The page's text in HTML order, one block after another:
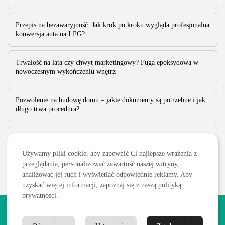
funkcjonalność i praktyczność takiego rozwiązania w codziennym
użytkowaniu. Przy wyborze warto korzystać...
PUBLIKACJA: REDAKCJA 30 PAŹDZIERNIKA, 2025
Przepis na bezawaryjność: Jak krok po kroku wygląda profesjonalna
konwersja auta na LPG?
Trwałość na lata czy chwyt marketingowy? Fuga epoksydowa w
nowoczesnym wykończeniu wnętrz
Pozwolenie na budowę domu – jakie dokumenty są potrzebne i jak
długo trwa procedura?
są chronione prawem autorskim.
Używamy pliki cookie, aby zapewnić Ci najlepsze wrażenia z
przeglądania, personalizować zawartość naszej witryny,
analizować jej ruch i wyświetlać odpowiednie reklamy. Aby
uzyskać więcej informacji, zapoznaj się z naszą polityką
prywatności.